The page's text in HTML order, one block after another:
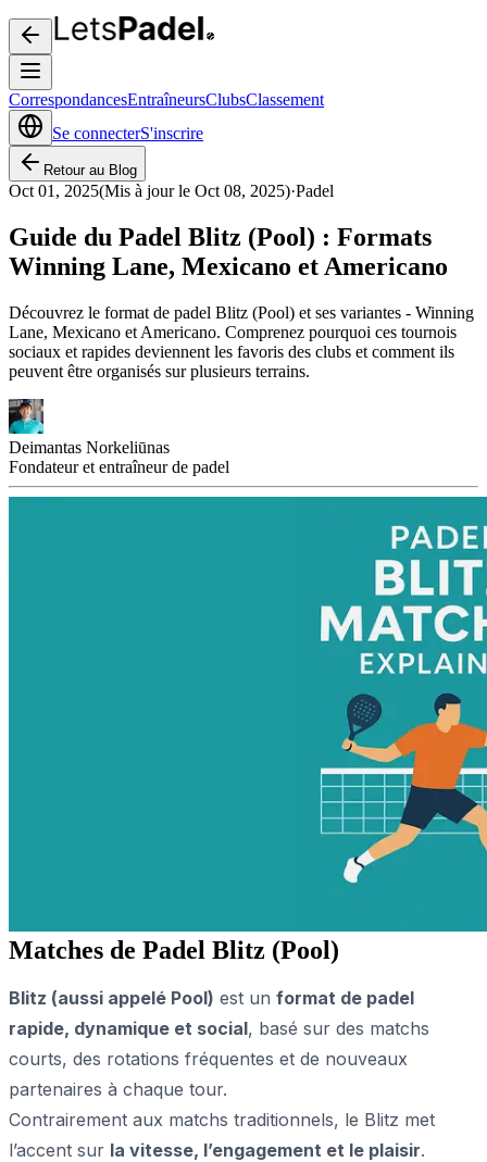
CorrespondancesEntraîneursClubsClassement
Se connecterS'inscrire
Retour au Blog
Oct 01, 2025(Mis à jour le Oct 08, 2025)·Padel
Guide du Padel Blitz (Pool) : Formats
Winning Lane, Mexicano et Americano
Découvrez le format de padel Blitz (Pool) et ses variantes - Winning
Lane, Mexicano et Americano. Comprenez pourquoi ces tournois
sociaux et rapides deviennent les favoris des clubs et comment ils
peuvent être organisés sur plusieurs terrains.
Deimantas Norkeliūnas
Fondateur et entraîneur de padel
Matches de Padel Blitz (Pool)
Blitz (aussi appelé Pool) est un format de padel
rapide, dynamique et social, basé sur des matchs
courts, des rotations fréquentes et de nouveaux
partenaires à chaque tour.
Contrairement aux matchs traditionnels, le Blitz met
l’accent sur la vitesse, l’engagement et le plaisir.